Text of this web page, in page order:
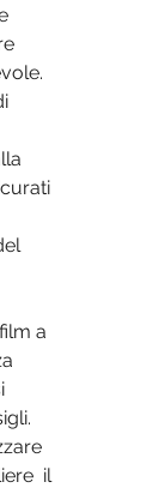
il